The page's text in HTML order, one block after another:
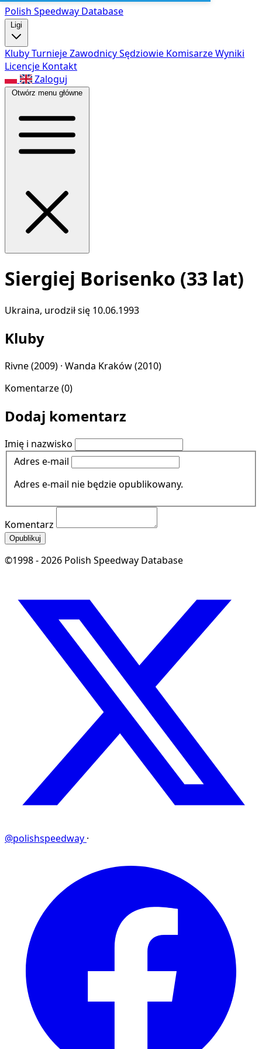
Polish Speedway Database
Ligi
KlubyTurniejeZawodnicySędziowie KomisarzeWyniki
Licencje Kontakt
Zaloguj
Otwórz menu główne
Siergiej Borisenko (33 lat)
Ukraina, urodził się 10.06.1993
Kluby
Rivne(2009) · Wanda Kraków(2010)
Komentarze (0)
Dodaj komentarz
Imię i nazwisko
Adres e-mail
Adres e-mail nie będzie opublikowany.
Komentarz
Opublikuj
©1998 - 2026 Polish Speedway Database
@polishspeedway ·